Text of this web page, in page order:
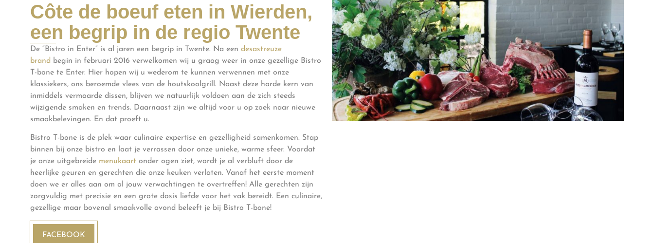
Côte de boeuf eten in Wierden,
een begrip in de regio Twente
De “Bistro in Enter” is al jaren een begrip in Twente. Na een desastreuze
brand begin in februari 2016 verwelkomen wij u graag weer in onze gezellige Bistro
T-bone te Enter. Hier hopen wij u wederom te kunnen verwennen met onze
klassiekers, ons beroemde vlees van de houtskoolgrill. Naast deze harde kern van
inmiddels vermaarde dissen, blijven we natuurlijk voldoen aan de zich steeds
wijzigende smaken en trends. Daarnaast zijn we altijd voor u op zoek naar nieuwe
smaakbelevingen. En dat proeft u.
Bistro T-bone is de plek waar culinaire expertise en gezelligheid samenkomen. Stap
binnen bij onze bistro en laat je verrassen door onze unieke, warme sfeer. Voordat
je onze uitgebreide menukaart onder ogen ziet, wordt je al verbluft door de
heerlijke geuren en gerechten die onze keuken verlaten. Vanaf het eerste moment
doen we er alles aan om al jouw verwachtingen te overtreffen! Alle gerechten zijn
zorgvuldig met precisie en een grote dosis liefde voor het vak bereidt. Een culinaire,
gezellige maar bovenal smaakvolle avond beleeft je bij Bistro T-bone!
FACEBOOK